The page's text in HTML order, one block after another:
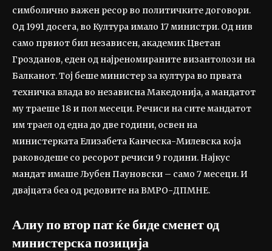
симболично важен ресор во политичките договори.
Од 1991 досега, во Култура имало 17 министри. Од нив
само првиот бил независен, академик Цветан
Грозданов, еден од најреномираните византолози на
Балканот. Тој беше министер за култура во првата
техничка влада во независна Македонија, а мандатот
му траеше 18 и пол месеци. Речиси на сите мандатот
им траел од една до две години, освен на
министерката Елизабета Канческа-Милевска која
раководеше со ресорот речиси 9 години. Најкус
мандат имаше Љубен Пауновски – само 7 месеци. И
двајцата беа од редовите на ВМРО-ДПМНЕ.
Алиу по втор пат ќе биде сменет од
министерска позиција